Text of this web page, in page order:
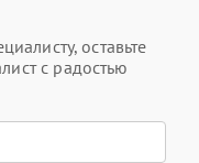
оставьте
с радостью